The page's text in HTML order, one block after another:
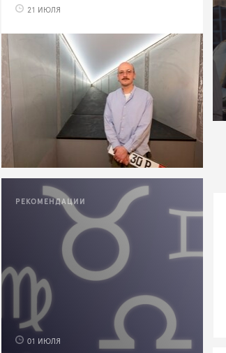
21 ИЮЛЯ
РЕКОМЕНДАЦИИ
01 ИЮЛЯ